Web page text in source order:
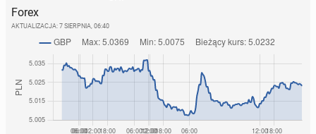
Forex
AKTUALIZACJA: 7 SIERPNIA, 06:40